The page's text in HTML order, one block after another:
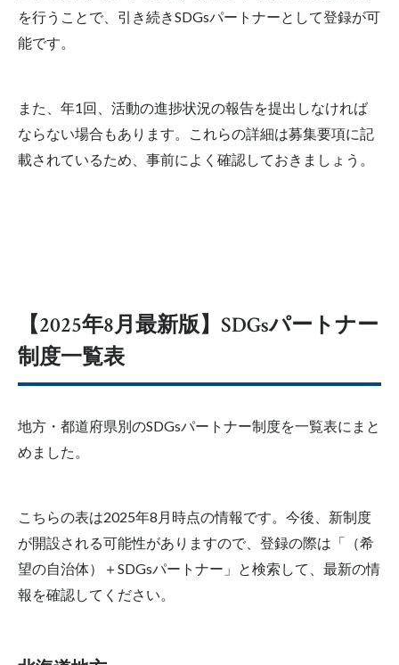
を行うことで、引き続きSDGsパートナーとして登録が可
能です。
また、年1回、活動の進捗状況の報告を提出しなければ
ならない場合もあります。これらの詳細は募集要項に記
載されているため、事前によく確認しておきましょう。
【2025年8月最新版】SDGsパートナー
制度一覧表
地方・都道府県別のSDGsパートナー制度を一覧表にまと
めました。
こちらの表は2025年8月時点の情報です。今後、新制度
が開設される可能性がありますので、登録の際は「（希
望の自治体）＋SDGsパートナー」と検索して、最新の情
報を確認してください。